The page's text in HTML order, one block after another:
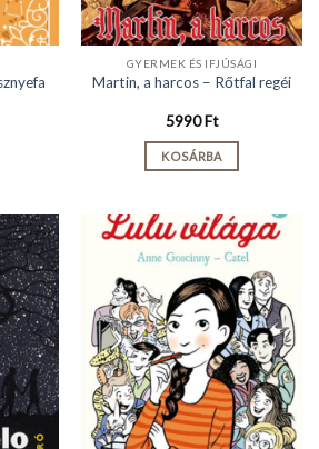
GYERMEK ÉS IFJÚSÁGI
Martin, a harcos – Rőtfal regéi
5990Ft
KOSÁRBA